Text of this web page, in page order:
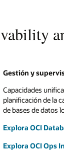
Gestión y
Capacidades
planificación de la
de bases de datos
Explora OCI
Explora OCI Ops